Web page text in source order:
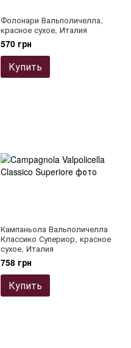
Фолонари Вальполичелла,
красное сухое, Италия
570 грн
Купить
Кампаньола Вальполичелла
Классико Супериор, красное
сухое, Италия
758 грн
Купить